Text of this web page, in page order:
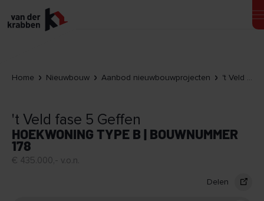
Home Nieuwbouw Aanbod nieuwbouwprojecten 't Veld fase 5 Geffen
't Veld fase 5 Geffen
HOEKWONING TYPE B | BOUWNUMMER
178
€ 435.000,- v.o.n.
Delen